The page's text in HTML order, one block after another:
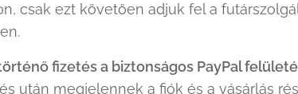
csak ezt követően adjuk fel a
fizetés a biztonságos PayPal
után megjelennek a fiók és a vásárlás